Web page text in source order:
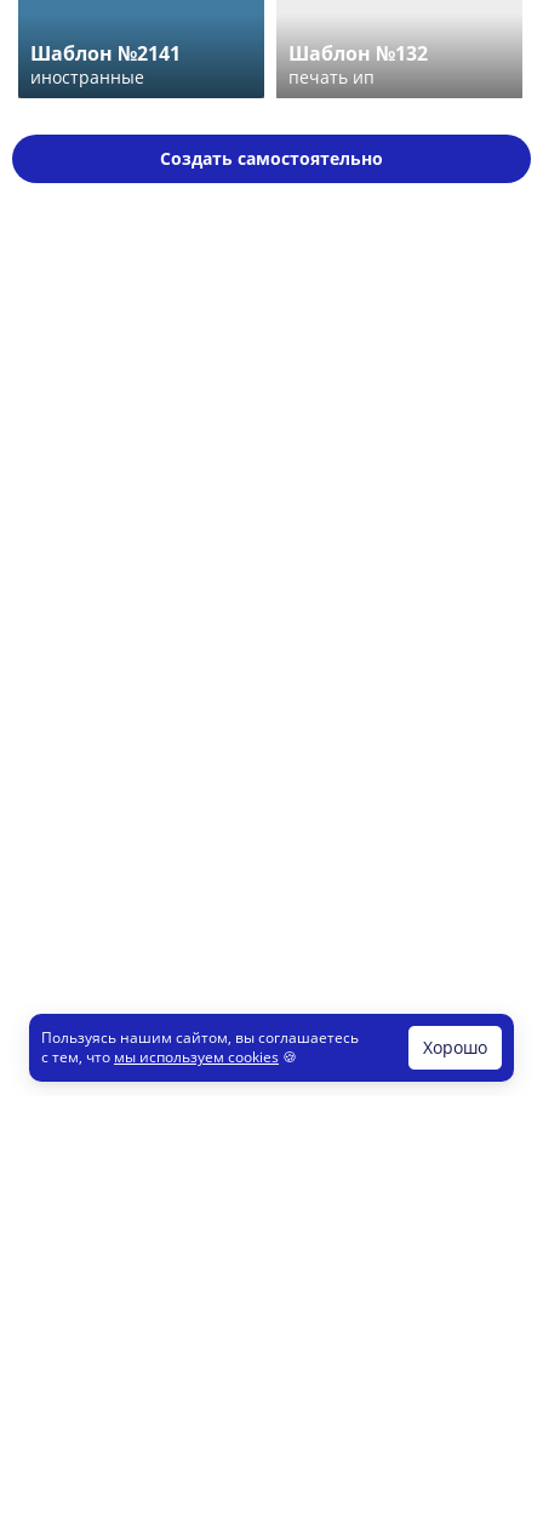
Шаблон №2141
иностранные
Шаблон №132
печать ип
Создать самостоятельно
Пользуясь нашим сайтом, вы соглашаетесь
с тем, что мы используем cookies 🍪 Хорошо